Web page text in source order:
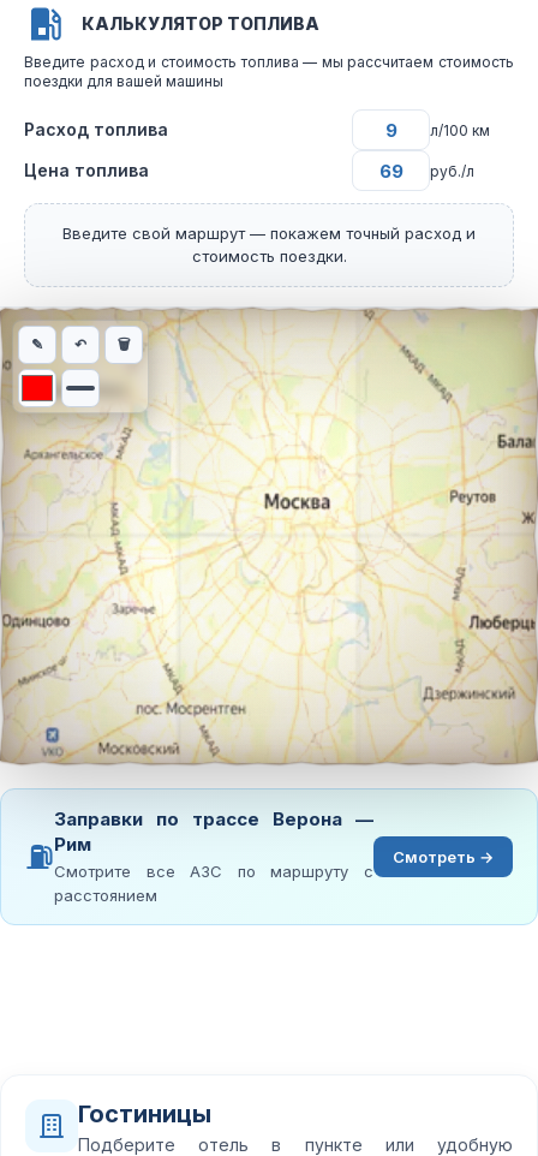
КАЛЬКУЛЯТОР ТОПЛИВА
Введите расход и стоимость топлива — мы рассчитаем стоимость
поездки для вашей машины
Расход топлива л/100 км
Цена топлива руб./л
Введите свой маршрут — покажем точный расход и
стоимость поездки.
Интерактивная карта автомобильного маршрута из города
✎ ↶ 🗑
⛽
Заправки по трассе Верона —
Рим
Смотрите все АЗС по маршруту с
расстоянием
Смотреть →
Гостиницы
Подберите отель в пункте или удобную